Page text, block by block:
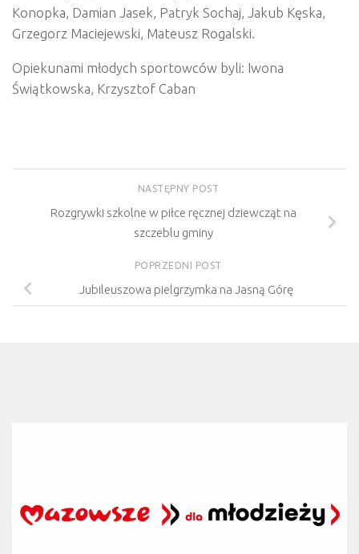
Konopka, Damian Jasek, Patryk Sochaj, Jakub Kęska,
Grzegorz Maciejewski, Mateusz Rogalski.
Opiekunami młodych sportowców byli: Iwona
Świątkowska, Krzysztof Caban
NASTĘPNY POST
Rozgrywki szkolne w piłce ręcznej dziewcząt na
szczeblu gminy
POPRZEDNI POST
Jubileuszowa pielgrzymka na Jasną Górę